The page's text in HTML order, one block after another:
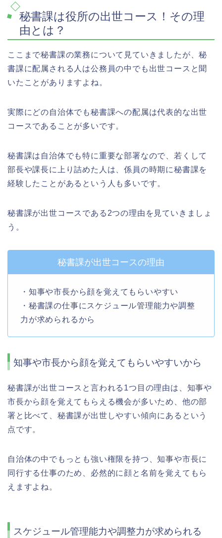
秘書課は役所の出世コース！その理
由とは？
ここまで秘書課の業務について見ていきましたが、秘
書課に配属される人は公務員の中でも出世コースと聞
いたことがありますよね。
実際にどの自治体でも秘書課への配属は代表的な出世
コースであることが多いです。
秘書課は自治体でも特に重要な部署なので、若くして
部長や課長に上り詰めた人は、係員の時期に秘書課を
経験したことがあるという人も多いです。
秘書課が出世コースである2つの理由を見ていきましょ
う。
秘書課が出世コースの理由
・知事や市長から顔を覚えてもらいやすい
・秘書課の仕事にスケジュール管理能力や調整
力が求められるから
知事や市長から顔を覚えてもらいやすいから
秘書課が出世コースと言われる1つ目の理由は、知事や
市長から顔を覚えてもらえる機会が多いため、他の部
署と比べて、秘書課が出世しやすい傾向にあるという
点です。
自治体の中でもっとも強い権限を持つ、知事や市長に
同行する仕事のため、必然的に顔と名前を覚えてもら
えますよね。
スケジュール管理能力や調整力が求められる